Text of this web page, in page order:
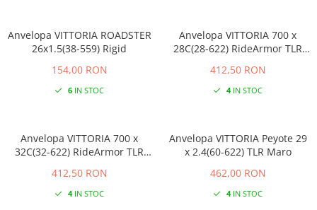
Anvelopa VITTORIA ROADSTER
26x1.5(38-559) Rigid
154,00 RON
6IN STOC
Anvelopa VITTORIA 700 x
28C(28-622) RideArmor TLR
412,50 RON
4IN STOC
Anvelopa VITTORIA 700 x
32C(32-622) RideArmor TLR
412,50 RON
4IN STOC
Anvelopa VITTORIA Peyote 29
x 2.4(60-622) TLR Maro
462,00 RON
4IN STOC